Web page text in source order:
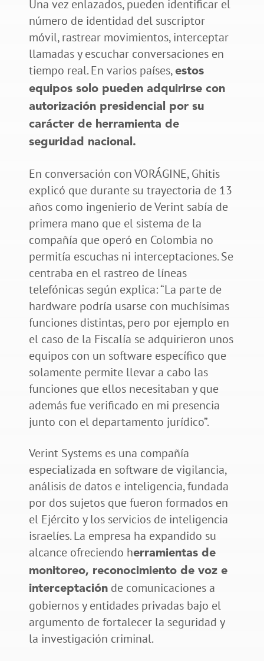
Una vez enlazados, pueden identificar el
número de identidad del suscriptor
móvil, rastrear movimientos, interceptar
llamadas y escuchar conversaciones en
tiempo real. En varios países, estos
equipos solo pueden adquirirse con
autorización presidencial por su
carácter de herramienta de
seguridad nacional.
En conversación con VORÁGINE, Ghitis
explicó que durante su trayectoria de 13
años como ingenierio de Verint sabía de
primera mano que el sistema de la
compañía que operó en Colombia no
permitía escuchas ni interceptaciones. Se
centraba en el rastreo de líneas
telefónicas según explica: “La parte de
hardware podría usarse con muchísimas
funciones distintas, pero por ejemplo en
el caso de la Fiscalía se adquirieron unos
equipos con un software específico que
solamente permite llevar a cabo las
funciones que ellos necesitaban y que
además fue verificado en mi presencia
junto con el departamento jurídico”.
Verint Systems es una compañía
especializada en software de vigilancia,
análisis de datos e inteligencia, fundada
por dos sujetos que fueron formados en
el Ejército y los servicios de inteligencia
israelíes. La empresa ha expandido su
alcance ofreciendo herramientas de
monitoreo, reconocimiento de voz e
interceptaciónde comunicaciones a
gobiernos y entidades privadas bajo el
argumento de fortalecer la seguridad y
la investigación criminal.